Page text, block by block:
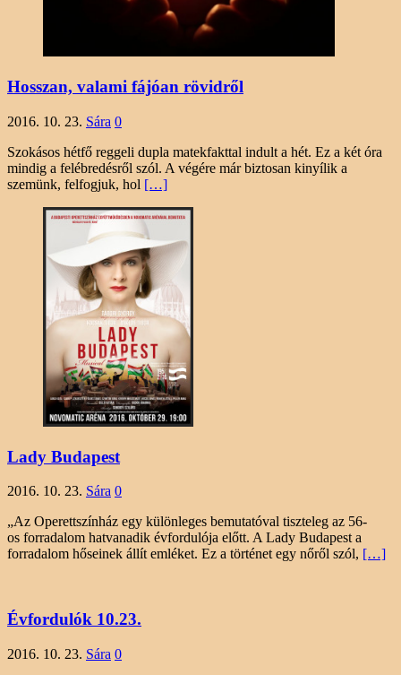
Hosszan, valami fájóan rövidről
2016. 10. 23. Sára 0
Szokásos hétfő reggeli dupla matekfakttal indult a hét. Ez a két óra
mindig a felébredésről szól. A végére már biztosan kinyílik a
szemünk, felfogjuk, hol […]
Lady Budapest
2016. 10. 23. Sára 0
„Az Operettszínház egy különleges bemutatóval tiszteleg az 56-
os forradalom hatvanadik évfordulója előtt. A Lady Budapest a
forradalom hőseinek állít emléket. Ez a történet egy nőről szól, […]
Évfordulók 10.23.
2016. 10. 23. Sára 0